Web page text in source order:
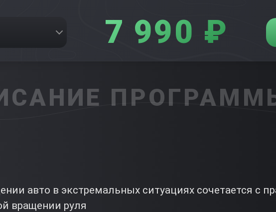
7 990 ₽
авто в экстремальных ситуациях сочетается с
вращении руля